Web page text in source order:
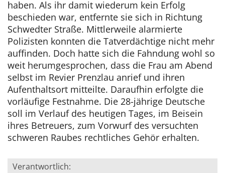
haben. Als ihr damit wiederum kein Erfolg
beschieden war, entfernte sie sich in Richtung
Schwedter Straße. Mittlerweile alarmierte
Polizisten konnten die Tatverdächtige nicht mehr
auffinden. Doch hatte sich die Fahndung wohl so
weit herumgesprochen, dass die Frau am Abend
selbst im Revier Prenzlau anrief und ihren
Aufenthaltsort mitteilte. Daraufhin erfolgte die
vorläufige Festnahme. Die 28-jährige Deutsche
soll im Verlauf des heutigen Tages, im Beisein
ihres Betreuers, zum Vorwurf des versuchten
schweren Raubes rechtliches Gehör erhalten.
Verantwortlich: